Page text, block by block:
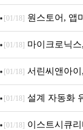
문 추가
[01/18] 원스토어, 앱
[01/18] 마이크로닉
시
[01/18] 서린씨앤아
5600MHz 16GB 출
[01/18] 설계 자동화
무상 배포
[01/18] 이스트시큐